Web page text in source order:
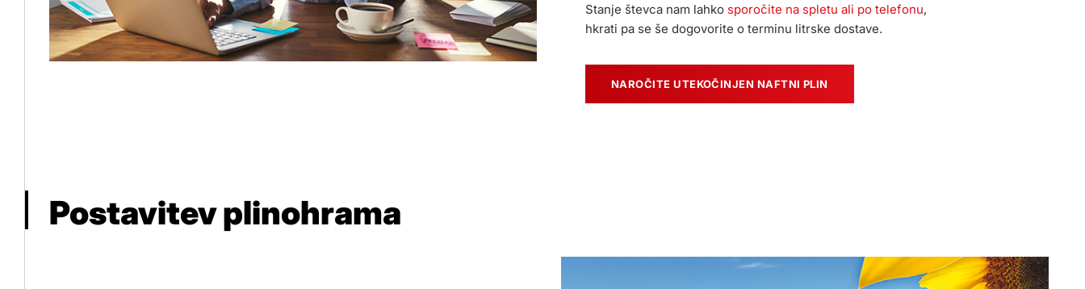
Stanje števca nam lahko sporočite na spletu ali po telefonu,
hkrati pa se še dogovorite o terminu litrske dostave.
NAROČITE UTEKOČINJEN NAFTNI PLIN
Postavitev plinohrama